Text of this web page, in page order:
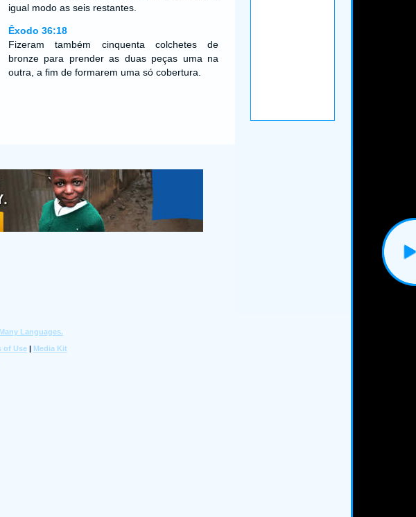
igual modo as seis restantes.
Êxodo 36:18
Fizeram também cinquenta colchetes de
bronze para prender as duas peças uma na
outra, a fim de formarem uma só cobertura.